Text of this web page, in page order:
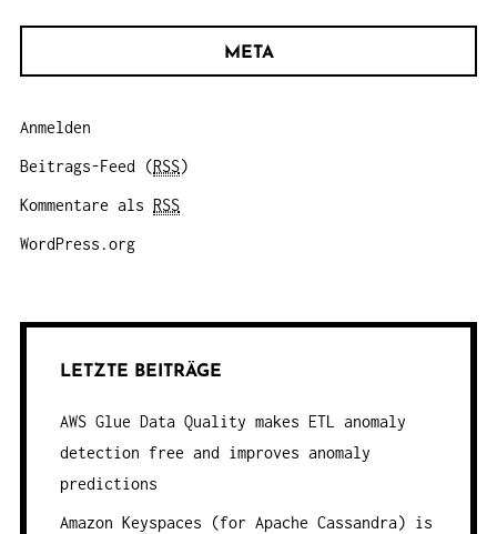
META
Anmelden
Beitrags-Feed (RSS)
Kommentare als RSS
WordPress.org
LETZTE BEITRÄGE
AWS Glue Data Quality makes ETL anomaly
detection free and improves anomaly
predictions
Amazon Keyspaces (for Apache Cassandra) is